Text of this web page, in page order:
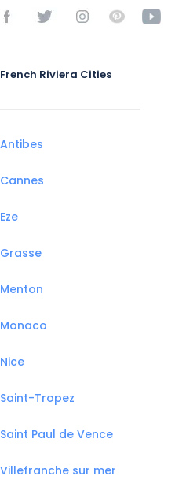
French Riviera Cities
Antibes
Cannes
Eze
Grasse
Menton
Monaco
Nice
Saint-Tropez
Saint Paul de Vence
Villefranche sur mer